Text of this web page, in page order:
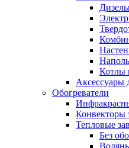
Котлы
Аксессуары
Обогреватели
Конвекторы
Тепловые
Без